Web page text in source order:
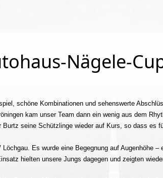
Nägele-
schöne Kombinationen und sehenswerte
kam unser Team dann ein wenig aus dem
Burtz seine Schützlinge wieder auf Kurs, so dass es
Es wurde eine Begegnung auf Augenhöhe
hielten unsere Jungs dagegen und zeigten